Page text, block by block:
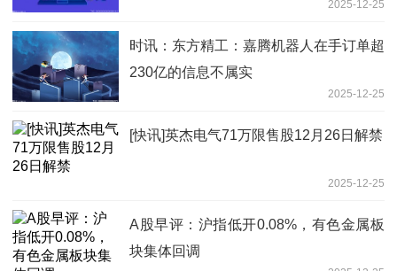
2025-12-25
时讯：东方精工：嘉腾机器人在手订单超
230亿的信息不属实
2025-12-25
[快讯]英杰电气71万限售股12月26日解禁
2025-12-25
A股早评：沪指低开0.08%，有色金属板
块集体回调